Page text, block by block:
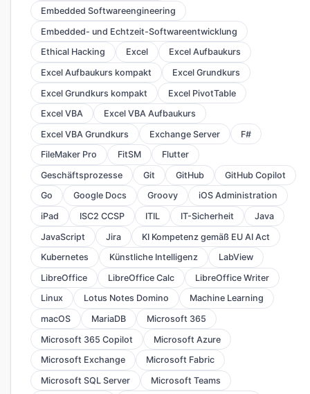
Embedded Softwareengineering
Embedded- und Echtzeit-Softwareentwicklung
Ethical Hacking
Excel
Excel Aufbaukurs
Excel Aufbaukurs kompakt
Excel Grundkurs
Excel Grundkurs kompakt
Excel PivotTable
Excel VBA
Excel VBA Aufbaukurs
Excel VBA Grundkurs
Exchange Server
F#
FileMaker Pro
FitSM
Flutter
Geschäftsprozesse
Git GitHub
GitHub Copilot
Go
Google Docs Groovy
iOS Administration
iPad
ISC2 CCSP ITIL IT-Sicherheit
Java
JavaScript
Jira
KI Kompetenz gemäß EU AI Act
Kubernetes
Künstliche Intelligenz
LabView
LibreOffice
LibreOffice Calc
LibreOffice Writer
Linux
Lotus Notes Domino
Machine Learning
macOS
MariaDB
Microsoft 365
Microsoft 365 Copilot
Microsoft Azure
Microsoft Exchange
Microsoft Fabric
Microsoft SQL Server
Microsoft Teams